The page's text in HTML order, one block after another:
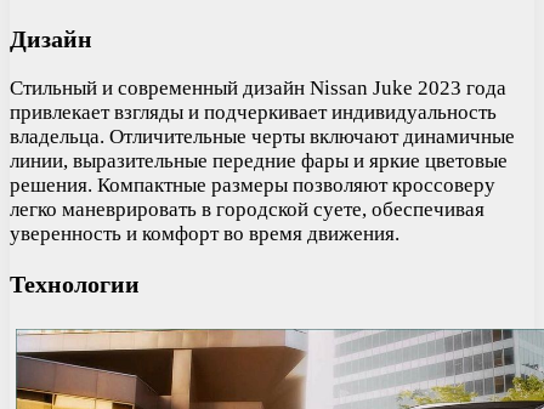
Дизайн
Стильный и современный дизайн Nissan Juke 2023 года
привлекает взгляды и подчеркивает индивидуальность
владельца. Отличительные черты включают динамичные
линии, выразительные передние фары и яркие цветовые
решения. Компактные размеры позволяют кроссоверу
легко маневрировать в городской суете, обеспечивая
уверенность и комфорт во время движения.
Технологии